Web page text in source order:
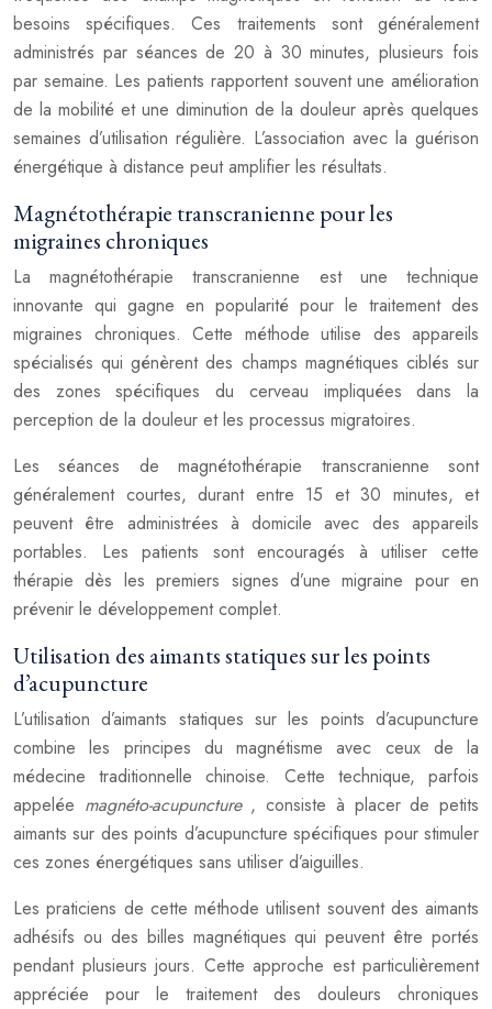
besoins spécifiques. Ces traitements sont généralement
administrés par séances de 20 à 30 minutes, plusieurs fois
par semaine. Les patients rapportent souvent une amélioration
de la mobilité et une diminution de la douleur après quelques
semaines d’utilisation régulière. L’association avec la guérison
énergétique à distance peut amplifier les résultats.
Magnétothérapie transcranienne pour les
migraines chroniques
La magnétothérapie transcranienne est une technique
innovante qui gagne en popularité pour le traitement des
migraines chroniques. Cette méthode utilise des appareils
spécialisés qui génèrent des champs magnétiques ciblés sur
des zones spécifiques du cerveau impliquées dans la
perception de la douleur et les processus migratoires.
Les séances de magnétothérapie transcranienne sont
généralement courtes, durant entre 15 et 30 minutes, et
peuvent être administrées à domicile avec des appareils
portables. Les patients sont encouragés à utiliser cette
thérapie dès les premiers signes d’une migraine pour en
prévenir le développement complet.
Utilisation des aimants statiques sur les points
d’acupuncture
L’utilisation d’aimants statiques sur les points d’acupuncture
combine les principes du magnétisme avec ceux de la
médecine traditionnelle chinoise. Cette technique, parfois
appelée magnéto-acupuncture , consiste à placer de petits
aimants sur des points d’acupuncture spécifiques pour stimuler
ces zones énergétiques sans utiliser d’aiguilles.
Les praticiens de cette méthode utilisent souvent des aimants
adhésifs ou des billes magnétiques qui peuvent être portés
pendant plusieurs jours. Cette approche est particulièrement
appréciée pour le traitement des douleurs chroniques